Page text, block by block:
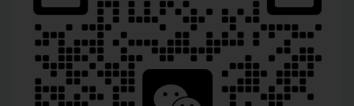
│   ├── [519M]  17-03-参数处理.mp4
│   ├── [415M]  18- 04-结果处理.mp4
│   ├── [ 82M]  19-XML映射器-高级查询结果映射 01-高
│   ├── [159M]  20- 02-多表关联查询映射.mp4
│   ├── [201M]  21- 03-使用association映射多对一
│   ├── [169M]  22- 04-使用collection映射一对多
│   ├── [205M]  23- 05-嵌套查询.mp4